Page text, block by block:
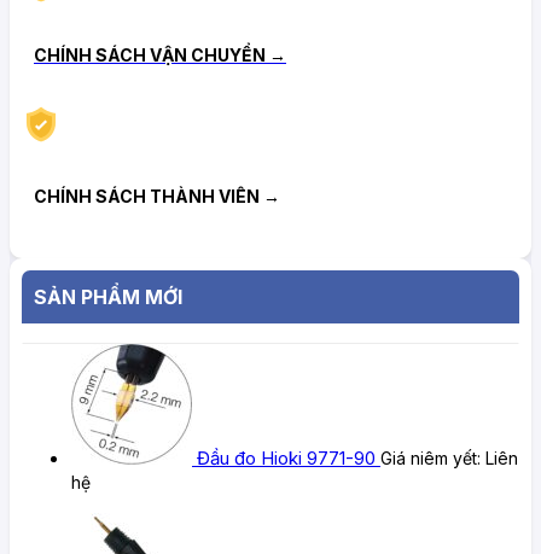
CHÍNH SÁCH VẬN CHUYỂN →
CHÍNH SÁCH THÀNH VIÊN →
SẢN PHẨM MỚI
Đầu đo Hioki 9771-90 Giá niêm yết: Liên
hệ